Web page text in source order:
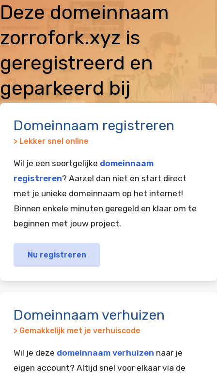
Deze domeinnaam
zorrofork.xyz is
geregistreerd en
geparkeerd bij
Domeinnaam registreren
> Lekker snel online
Wil je een soortgelijke domeinnaam
registreren? Aarzel dan niet en start direct
met je unieke domeinnaam op het internet!
Binnen enkele minuten geregeld en klaar om te
beginnen met jouw project.
Nu registreren
Domeinnaam verhuizen
> Gemakkelijk met je verhuiscode
Wil je deze domeinnaam verhuizen naar je
eigen account? Altijd snel voor elkaar via de